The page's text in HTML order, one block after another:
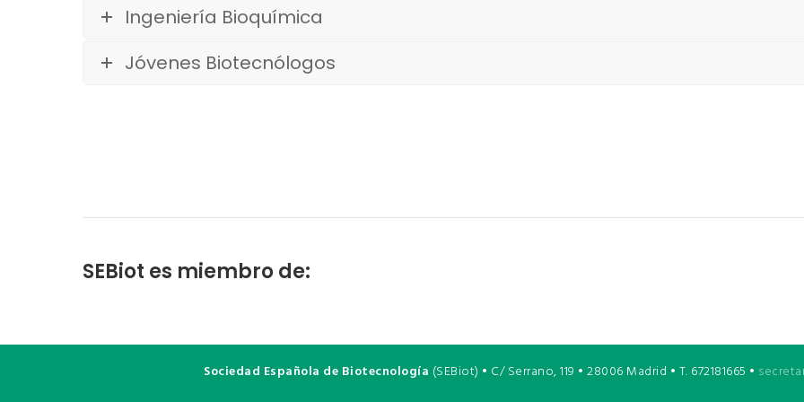
Ingeniería Bioquímica
Jóvenes Biotecnólogos
SEBiot es miembro de:
Sociedad Española de Biotecnología (SEBiot) • C/ Serrano, 119 • 28006 Madrid • T. 672181665 •